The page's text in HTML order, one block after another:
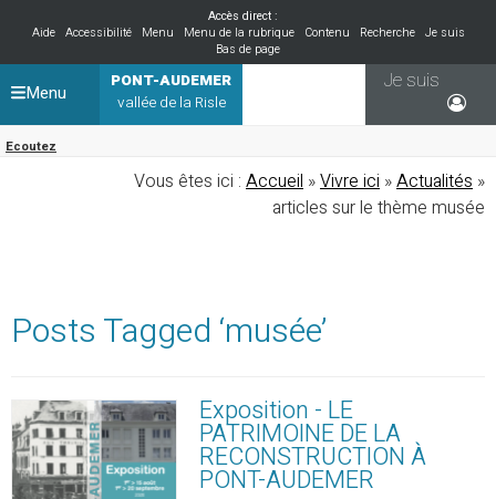
Accès direct :
Aide
Accessibilité Menu Menu de la rubrique Contenu Recherche
Je suis
Bas de page
PONT-AUDEMER
vallée de la Risle
Ecoutez
Je suis
Menu
Vous êtes ici : Accueil »Vivre ici »Actualités »
articles sur le thème musée
Posts Tagged ‘musée’
Exposition - LE
PATRIMOINE DE LA
RECONSTRUCTION À
PONT-AUDEMER